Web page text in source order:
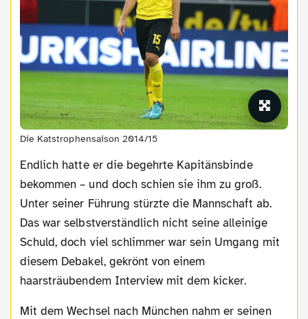
Die Katstrophensaison 2014/15
Endlich hatte er die begehrte Kapitänsbinde
bekommen – und doch schien sie ihm zu groß.
Unter seiner Führung stürzte die Mannschaft ab.
Das war selbstverständlich nicht seine alleinige
Schuld, doch viel schlimmer war sein Umgang mit
diesem Debakel, gekrönt von einem
haarsträubendem Interview mit dem kicker.
Mit dem Wechsel nach München nahm er seinen